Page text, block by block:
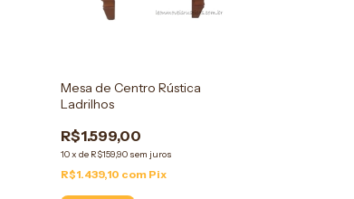
Mesa de Centro Rústica
Ladrilhos
R$1.599,00
10x de R$159,90 sem juros
R$1.439,10 com Pix